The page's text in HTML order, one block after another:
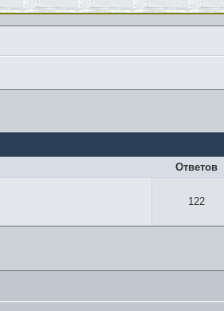
Ответов
122